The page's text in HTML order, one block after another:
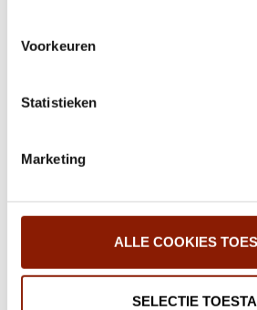
cookies en via de cookie-
onze website kan je je toestemming
wijzigen.
Voorkeuren
Statistieken
Marketing
ALLE COOKIES
SELECTIE
Medewerkers Dichterbij
verstaanbaar gedrag
Coronamaatregelen worden